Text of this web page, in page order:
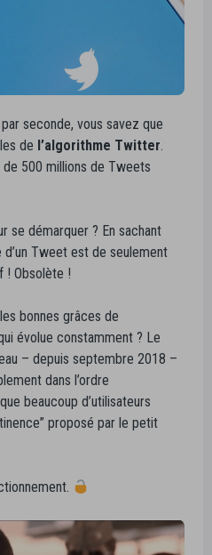
seconde, vous savez que
de l’algorithme Twitter.
500 millions de Tweets
se démarquer ? En sachant
Tweet est de seulement
! Obsolète !
bonnes grâces de
évolue constamment ? Le
– depuis septembre 2018 –
dans l’ordre
beaucoup d’utilisateurs
proposé par le petit